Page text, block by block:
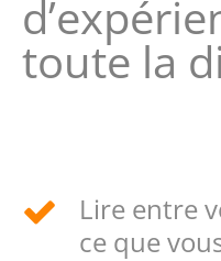
toute la
Lire entre
ce que